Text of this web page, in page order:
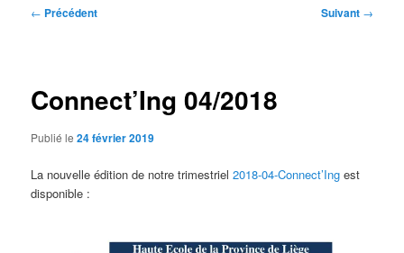
Navigation
← Précédent Suivant →
Connect’Ing 04/2018
Publié le24 février 2019
La nouvelle édition de notre trimestriel2018-04-Connect’Ing est
disponible :